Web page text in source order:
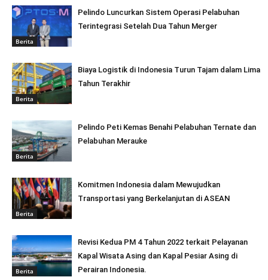
Berita
Pelindo Luncurkan Sistem Operasi Pelabuhan
Terintegrasi Setelah Dua Tahun Merger
Berita
Biaya Logistik di Indonesia Turun Tajam dalam Lima
Tahun Terakhir
Berita
Pelindo Peti Kemas Benahi Pelabuhan Ternate dan
Pelabuhan Merauke
Berita
Komitmen Indonesia dalam Mewujudkan
Transportasi yang Berkelanjutan di ASEAN
Berita
Revisi Kedua PM 4 Tahun 2022 terkait Pelayanan
Kapal Wisata Asing dan Kapal Pesiar Asing di
Perairan Indonesia.